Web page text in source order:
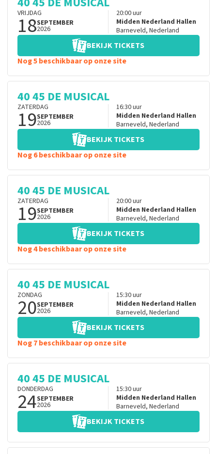
VRIJDAG
18SEPTEMBER
2026
20:00uur
Midden Nederland Hallen
Barneveld, Nederland
BEKIJK TICKETS
Nog 5 beschikbaar op onze site
40 45 DE MUSICAL
ZATERDAG
19SEPTEMBER
2026
16:30uur
Midden Nederland Hallen
Barneveld, Nederland
BEKIJK TICKETS
Nog 6 beschikbaar op onze site
40 45 DE MUSICAL
ZATERDAG
19SEPTEMBER
2026
20:00uur
Midden Nederland Hallen
Barneveld, Nederland
BEKIJK TICKETS
Nog 4 beschikbaar op onze site
40 45 DE MUSICAL
ZONDAG
20SEPTEMBER
2026
15:30uur
Midden Nederland Hallen
Barneveld, Nederland
BEKIJK TICKETS
Nog 7 beschikbaar op onze site
40 45 DE MUSICAL
DONDERDAG
24SEPTEMBER
2026
15:30uur
Midden Nederland Hallen
Barneveld, Nederland
BEKIJK TICKETS